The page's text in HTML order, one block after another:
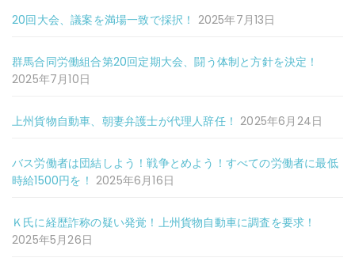
20回大会、議案を満場一致で採択！ 2025年7月13日
群馬合同労働組合第20回定期大会、闘う体制と方針を決定！
2025年7月10日
上州貨物自動車、朝妻弁護士が代理人辞任！ 2025年6月24日
バス労働者は団結しよう！戦争とめよう！すべての労働者に最低
時給1500円を！ 2025年6月16日
Ｋ氏に経歴詐称の疑い発覚！上州貨物自動車に調査を要求！
2025年5月26日